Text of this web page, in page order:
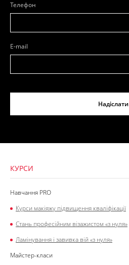
Телефон
E-mail
Надіслати
КУРСИ
Навчання PRO
Курси макіяжу підвищення кваліфікації
Стань професійним візажистом «з нуля»
Ламінування і завивка вій «з нуля»
Майстер-класи